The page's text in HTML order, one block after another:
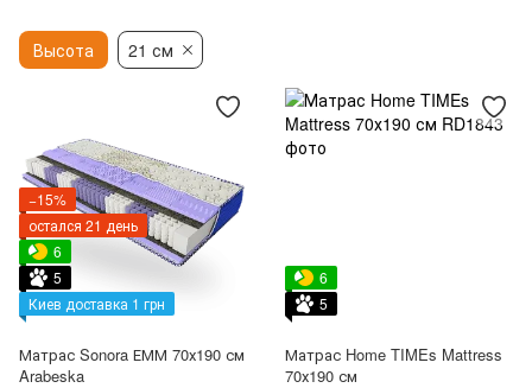
Высота 21 см
−15%
остался 21 день
6
5
Киев доставка 1 грн
Матрас Sonora ЕММ 70х190 см
Arabeska
6
5
Матрас Home TIMEs Mattress
70х190 см